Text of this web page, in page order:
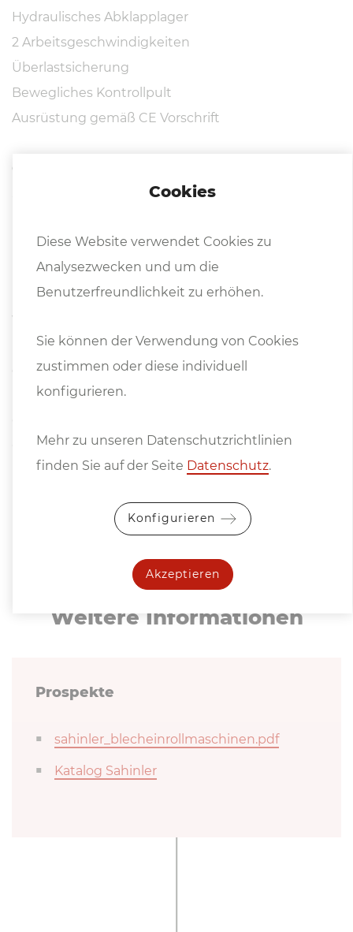
Hydraulisches Abklapplager
2 Arbeitsgeschwindigkeiten
Überlastsicherung
Bewegliches Kontrollpult
Ausrüstung gemäß CE Vorschrift
Optionen:
Stufenlos variable Rollgeschwindigkeit
Hydraulischer Topsupport
NC Steuerung
Wichtige Punkte beim Konischeinrollen:
Die max. Blechstärke beträgt 50 %
der Nennleistung
Die Konuslänge darf max. 30 % oder muss mehr als
Gehärtet Walzen sind empfehlenswert
Weitere In­for­ma­tio­nen
Prospekte
sahinler_blecheinrollmaschinen.pdf
Katalog Sahinler
Cookies
Diese Website verwendet Cookies zu
Analysezwecken und um die
Benutzerfreundlichkeit zu erhöhen.
Sie können der Verwendung von Cookies
zustimmen oder diese individuell
konfigurieren.
Mehr zu unseren Datenschutzrichtlinien
finden Sie auf der Seite Datenschutz.
Konfigurieren
Akzeptieren